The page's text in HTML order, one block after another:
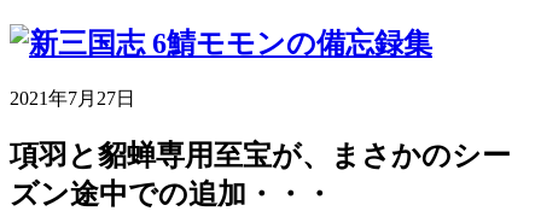
2021年7月27日
項羽と貂蝉専用至宝が、まさかのシー
ズン途中での追加・・・